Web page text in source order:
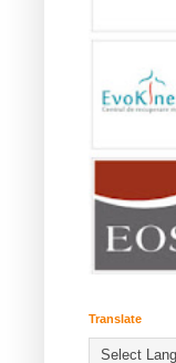
Translate